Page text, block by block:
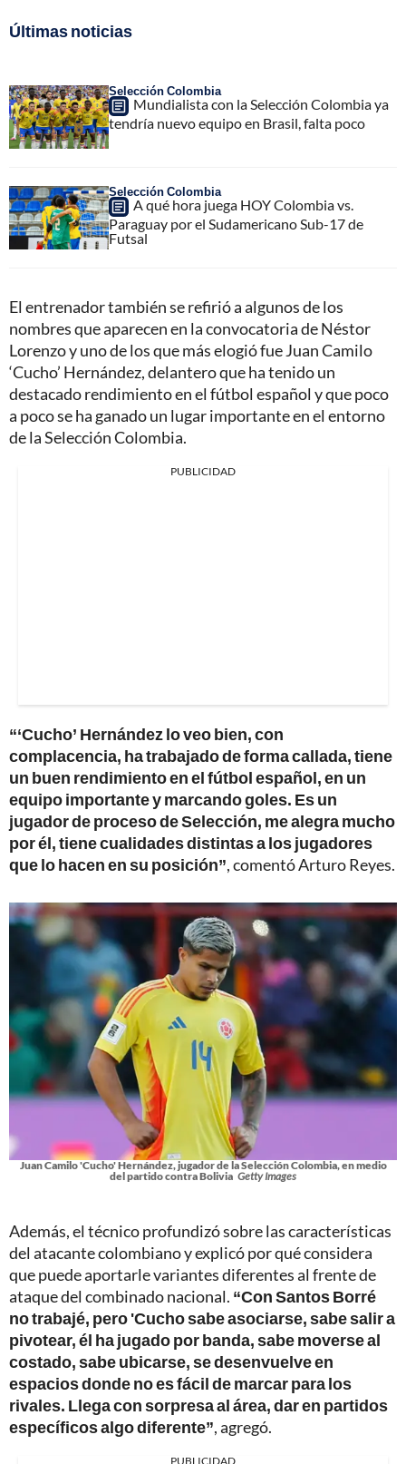
Últimas noticias
Selección Colombia
Mundialista con la Selección Colombia ya
tendría nuevo equipo en Brasil, falta poco
Selección Colombia
A qué hora juega HOY Colombia vs.
Paraguay por el Sudamericano Sub-17 de
Futsal
El entrenador también se refirió a algunos de los
nombres que aparecen en la convocatoria de Néstor
Lorenzo y uno de los que más elogió fue Juan Camilo
‘Cucho’ Hernández, delantero que ha tenido un
destacado rendimiento en el fútbol español y que poco
a poco se ha ganado un lugar importante en el entorno
de la Selección Colombia.
PUBLICIDAD
“‘Cucho’ Hernández lo veo bien, con
complacencia, ha trabajado de forma callada, tiene
un buen rendimiento en el fútbol español, en un
equipo importante y marcando goles. Es un
jugador de proceso de Selección, me alegra mucho
por él, tiene cualidades distintas a los jugadores
que lo hacen en su posición”, comentó Arturo Reyes.
Juan Camilo 'Cucho' Hernández, jugador de la Selección Colombia, en medio
del partido contra Bolivia Getty Images
Además, el técnico profundizó sobre las características
del atacante colombiano y explicó por qué considera
que puede aportarle variantes diferentes al frente de
ataque del combinado nacional. “Con Santos Borré
no trabajé, pero 'Cucho sabe asociarse, sabe salir a
pivotear, él ha jugado por banda, sabe moverse al
costado, sabe ubicarse, se desenvuelve en
espacios donde no es fácil de marcar para los
rivales. Llega con sorpresa al área, dar en partidos
específicos algo diferente”, agregó.
PUBLICIDAD